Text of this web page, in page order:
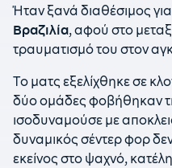
Ήταν ξανά διαθέσιμος
Βραζιλία, αφού στο
τραυματισμό του στον
Tο ματς εξελίχθηκε σε
δύο ομάδες φοβήθηκαν
ισοδυναμούσε με
δυναμικός σέντερ φορ
εκείνος στο ψαχνό,